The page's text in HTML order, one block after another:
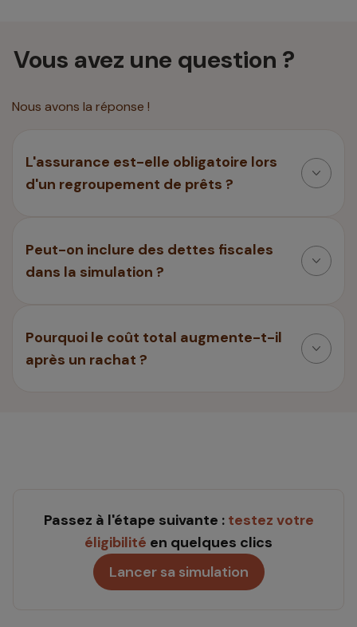
Vous avez une question ?
Nous avons la réponse !
L'assurance est-elle obligatoire lors
d'un regroupement de prêts ?
Peut-on inclure des dettes fiscales
dans la simulation ?
Pourquoi le coût total augmente-t-il
après un rachat ?
Passez à l'étape suivante : testez votre
éligibilité en quelques clics
Lancer sa simulation